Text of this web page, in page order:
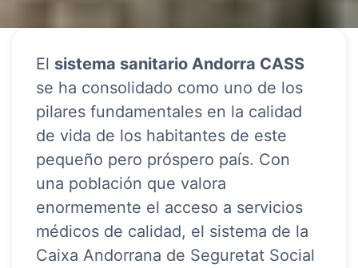
El sistema sanitario Andorra CASS
se ha consolidado como uno de los
pilares fundamentales en la calidad
de vida de los habitantes de este
pequeño pero próspero país. Con
una población que valora
enormemente el acceso a servicios
médicos de calidad, el sistema de la
Caixa Andorrana de Seguretat Social